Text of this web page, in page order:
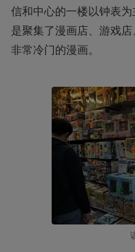
信和中心的一楼以钟表
是聚集了漫画店、游戏
非常冷门的漫画。